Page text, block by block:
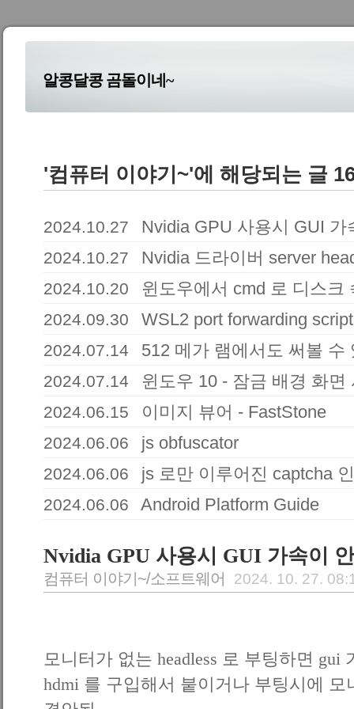
알콩달콩 곰돌이네~
'컴퓨터 이야기~'에 해당되는 글
2024.10.27 Nvidia GPU 사용시 GUI 가
2024.10.27 Nvidia 드라이버 server
2024.10.20 윈도우에서 cmd 로 디스크
2024.09.30 WSL2 port forwarding script
2024.07.14 512 메가 램에서도 써볼 수
2024.07.14 윈도우 10 - 잠금 배경 화면
2024.06.15 이미지 뷰어 - FastStone
2024.06.06 js obfuscator
2024.06.06 js 로만 이루어진 captcha
2024.06.06 Android Platform Guide
Nvidia GPU 사용시 GUI 가속이
컴퓨터 이야기~/소프트웨어 2024. 10. 27.
모니터가 없는 headless 로 부팅하면 gui
hdmi 를 구입해서 붙이거나 부팅시에 모